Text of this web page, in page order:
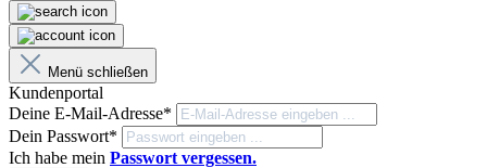
Menü schließen
Kundenportal
Deine E-Mail-Adresse*
Dein Passwort*
Ich habe mein Passwort vergessen.